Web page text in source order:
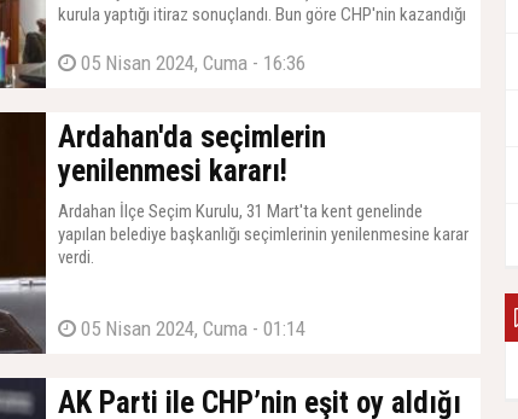
kurula yaptığı itiraz sonuçlandı. Bun göre CHP'nin kazandığı
05 Nisan 2024, Cuma - 16:36
Ardahan'da seçimlerin
yenilenmesi kararı!
Ardahan İlçe Seçim Kurulu, 31 Mart'ta kent genelinde
yapılan belediye başkanlığı seçimlerinin yenilenmesine karar
verdi.
05 Nisan 2024, Cuma - 01:14
AK Parti ile CHP’nin eşit oy aldığı